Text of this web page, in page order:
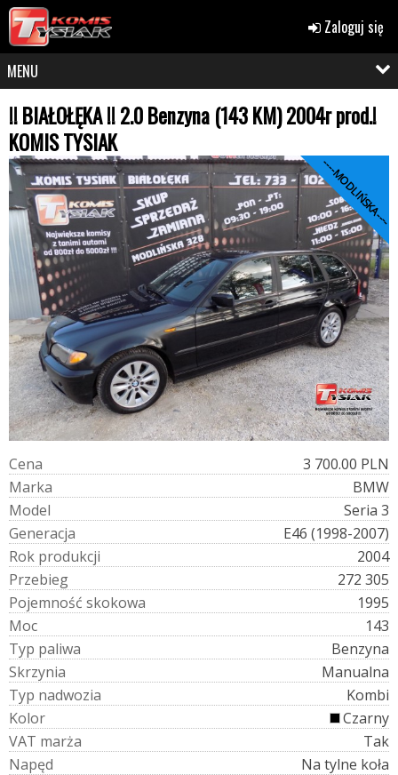
Zaloguj się
MENU
!! BIAŁOŁĘKA !! 2.0 Benzyna (143 KM) 2004r prod.!
KOMIS TYSIAK
----MODLIŃSKA----
Cena
3 700.00 PLN
Marka
BMW
Model
Seria 3
Generacja
E46 (1998-2007)
Rok produkcji
2004
Przebieg
272 305
Pojemność skokowa
1995
Moc
143
Typ paliwa
Benzyna
Skrzynia
Manualna
Typ nadwozia
Kombi
Kolor
Czarny
VAT marża
Tak
Napęd
Na tylne koła